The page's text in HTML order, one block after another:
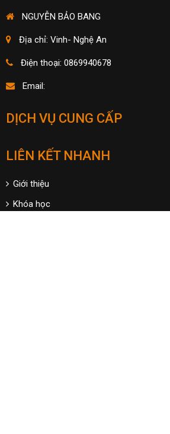
NGUYỄN BẢO BANG
Địa chỉ: Vinh- Nghệ An
Điện thoại: 0869940678
Email:
DỊCH VỤ CUNG CẤP
LIÊN KẾT NHANH
Giới thiệu
Khóa học